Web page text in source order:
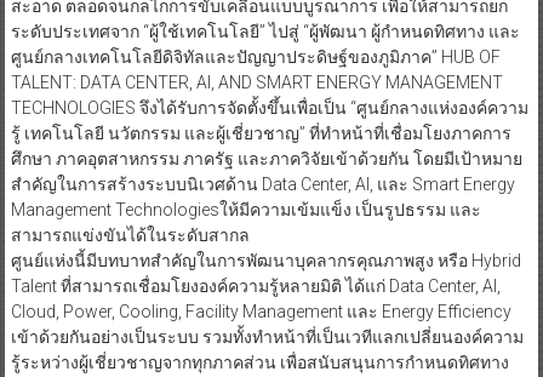
สะอาด ตลอดจนกลไกการขับเคลื่อนแบบบูรณาการ เพื่อให้สามารถยก
ระดับประเทศจาก “ผู้ใช้เทคโนโลยี” ไปสู่ “ผู้พัฒนา ผู้กำหนดทิศทาง และ
ศูนย์กลางเทคโนโลยีดิจิทัลและปัญญาประดิษฐ์ของภูมิภาค” HUB OF
TALENT: DATA CENTER, AI, AND SMART ENERGY MANAGEMENT
TECHNOLOGIES จึงได้รับการจัดตั้งขึ้นเพื่อเป็น “ศูนย์กลางแห่งองค์ความ
รู้ เทคโนโลยี นวัตกรรม และผู้เชี่ยวชาญ” ที่ทำหน้าที่เชื่อมโยงภาคการ
ศึกษา ภาคอุตสาหกรรม ภาครัฐ และภาควิจัยเข้าด้วยกัน โดยมีเป้าหมาย
สำคัญในการสร้างระบบนิเวศด้าน Data Center, AI, และ Smart Energy
Management Technologiesให้มีความเข้มแข็ง เป็นรูปธรรม และ
สามารถแข่งขันได้ในระดับสากล
ศูนย์แห่งนี้มีบทบาทสำคัญในการพัฒนาบุคลากรคุณภาพสูง หรือ Hybrid
Talent ที่สามารถเชื่อมโยงองค์ความรู้หลายมิติ ได้แก่ Data Center, AI,
Cloud, Power, Cooling, Facility Management และ Energy Efficiency
เข้าด้วยกันอย่างเป็นระบบ รวมทั้งทำหน้าที่เป็นเวทีแลกเปลี่ยนองค์ความ
รู้ระหว่างผู้เชี่ยวชาญจากทุกภาคส่วน เพื่อสนับสนุนการกำหนดทิศทาง